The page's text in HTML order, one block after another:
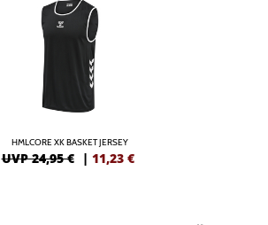
HMLCORE XK BASKET JERSEY
UVP 24,95 € | 11,23 €